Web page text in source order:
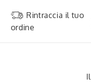
Rintraccia il tuo
ordine